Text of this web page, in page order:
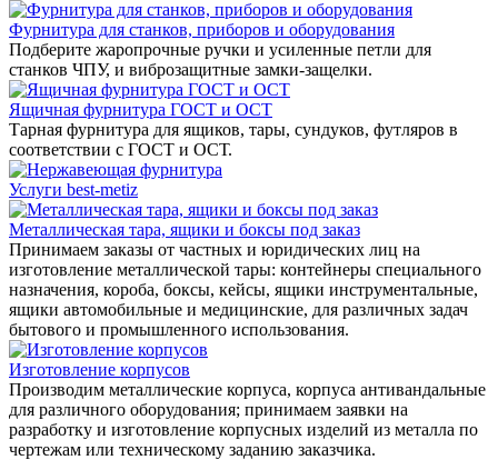
Фурнитура для станков, приборов и оборудования
Подберите жаропрочные ручки и усиленные петли для
станков ЧПУ, и виброзащитные замки-защелки.
Ящичная фурнитура ГОСТ и ОСТ
Тарная фурнитура для ящиков, тары, сундуков, футляров в
соответствии с ГОСТ и ОСТ.
Услуги best-metiz
Металлическая тара, ящики и боксы под заказ
Принимаем заказы от частных и юридических лиц на
изготовление металлической тары: контейнеры специального
назначения, короба, боксы, кейсы, ящики инструментальные,
ящики автомобильные и медицинские, для различных задач
бытового и промышленного использования.
Изготовление корпусов
Производим металлические корпуса, корпуса антивандальные
для различного оборудования; принимаем заявки на
разработку и изготовление корпусных изделий из металла по
чертежам или техническому заданию заказчика.